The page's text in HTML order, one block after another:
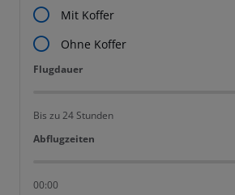
Mit Koffer
Ohne Koffer
Flugdauer
Flugdauer
Bis zu 24 Stunden
Abflugzeiten
Abflugzeiten
00:00